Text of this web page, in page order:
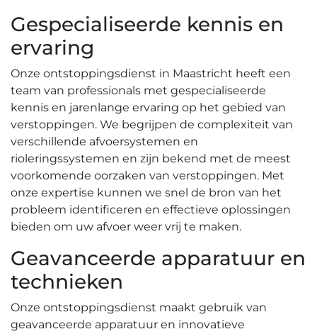
Gespecialiseerde kennis en
ervaring
Onze ontstoppingsdienst in Maastricht heeft een
team van professionals met gespecialiseerde
kennis en jarenlange ervaring op het gebied van
verstoppingen. We begrijpen de complexiteit van
verschillende afvoersystemen en
rioleringssystemen en zijn bekend met de meest
voorkomende oorzaken van verstoppingen. Met
onze expertise kunnen we snel de bron van het
probleem identificeren en effectieve oplossingen
bieden om uw afvoer weer vrij te maken.​
Geavanceerde apparatuur en
technieken
Onze ontstoppingsdienst maakt gebruik van
geavanceerde apparatuur en innovatieve